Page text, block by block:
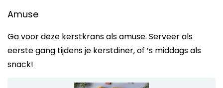
Amuse
Ga voor deze kerstkrans als amuse. Serveer als
eerste gang tijdens je kerstdiner, of ’s middags als
snack!